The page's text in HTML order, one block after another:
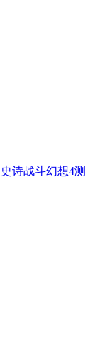
史诗战斗幻想4测